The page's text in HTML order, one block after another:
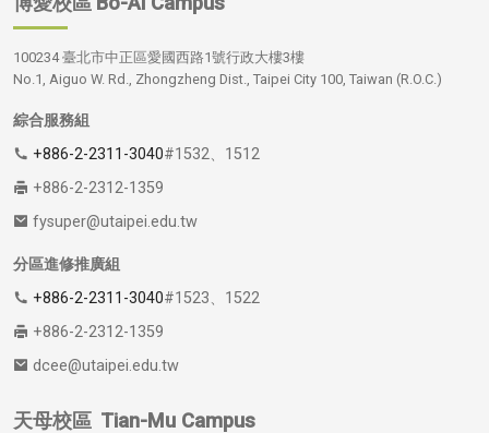
100234 臺北市中正區愛國西路1號行政大樓3樓
No.1, Aiguo W. Rd., Zhongzheng Dist., Taipei City 100, Taiwan (R.O.C.)
綜合服務組
+886-2-2311-3040#1532、1512
+886-2-2312-1359
fysuper@utaipei.edu.tw
分區進修推廣組
+886-2-2311-3040#1523、1522
+886-2-2312-1359
dcee@utaipei.edu.tw
天母校區 Tian-Mu Campus